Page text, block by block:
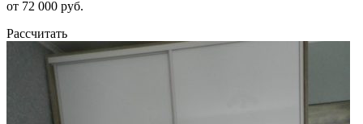
от 72 000 руб.
Рассчитать